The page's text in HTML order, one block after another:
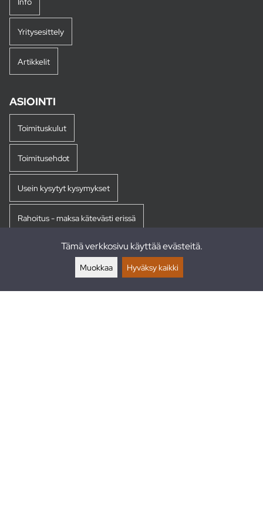
Yritysesittely
Artikkelit
ASIOINTI
Toimituskulut
Toimitusehdot
Usein kysytyt kysymykset
Rahoitus - maksa kätevästi erissä
Tämä verkkosivu käyttää evästeitä.
Muokkaa Hyväksy kaikki